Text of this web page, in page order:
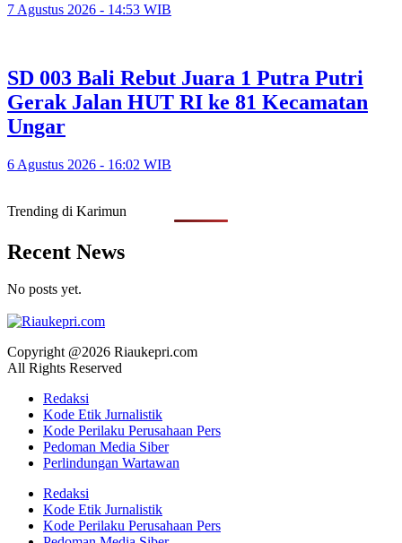
7 Agustus 2026 - 14:53 WIB
SD 003 Bali Rebut Juara 1 Putra Putri
Gerak Jalan HUT RI ke 81 Kecamatan
Ungar
6 Agustus 2026 - 16:02 WIB
Trending di Karimun
Recent News
No posts yet.
Copyright @2026 Riaukepri.com
All Rights Reserved
Redaksi
Kode Etik Jurnalistik
Kode Perilaku Perusahaan Pers
Pedoman Media Siber
Perlindungan Wartawan
Redaksi
Kode Etik Jurnalistik
Kode Perilaku Perusahaan Pers